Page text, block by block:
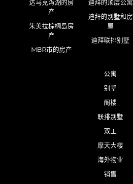
达马克泻湖的房
产
朱美拉棕榈岛房
产
MBR市的房产
迪拜的顶层公寓
迪拜的别墅和房
屋
迪拜联排别墅
公寓
别墅
阁楼
联排别墅
双工
摩天大楼
海外物业
销售